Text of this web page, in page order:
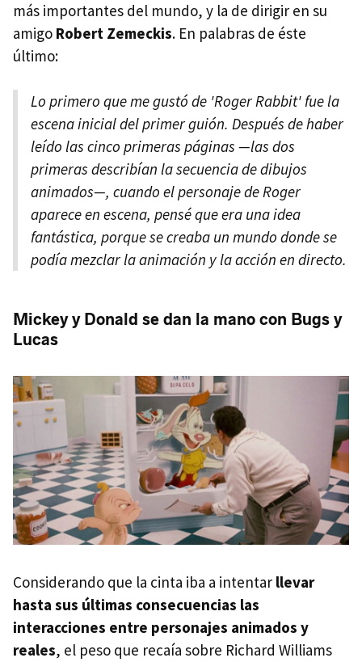
más importantes del mundo, y la de dirigir en su
amigo Robert Zemeckis. En palabras de éste
último:
Lo primero que me gustó de 'Roger Rabbit' fue la
escena inicial del primer guión. Después de haber
leído las cinco primeras páginas —las dos
primeras describían la secuencia de dibujos
animados—, cuando el personaje de Roger
aparece en escena, pensé que era una idea
fantástica, porque se creaba un mundo donde se
podía mezclar la animación y la acción en directo.
Mickey y Donald se dan la mano con Bugs y
Lucas
Considerando que la cinta iba a intentar llevar
hasta sus últimas consecuencias las
interacciones entre personajes animados y
reales, el peso que recaía sobre Richard Williams